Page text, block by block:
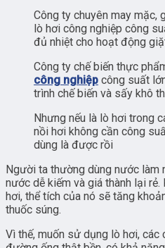
Công ty chuyên may mặc,
lò hơi công nghiệp công
đủ nhiệt cho hoạt động
Công ty chế biến thực
công nghiệp công suất
trình chế biến và sấy khô
Nhưng nếu là lò hơi trong
nồi hơi không cần công
dùng là được rồi
Người ta thường dùng nước làm
nước dễ kiếm và giá thành lại
hơi, thể tích của nó sẽ tăng
thuốc súng.
Vì thế, muốn sử dụng lò hơi, các